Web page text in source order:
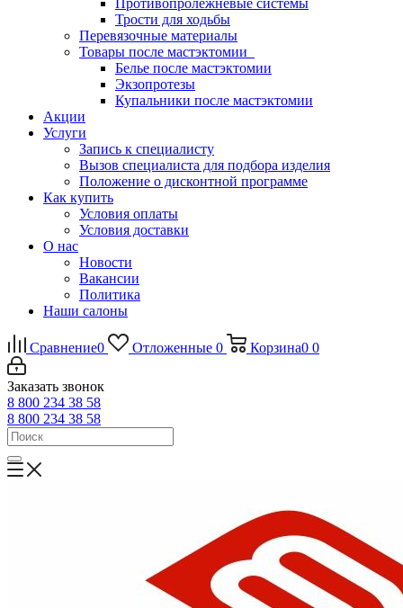
Противопролежневые системы
Трости для ходьбы
Перевязочные материалы
Товары после мастэктомии
Белье после мастэктомии
Экзопротезы
Купальники после мастэктомии
Акции
Услуги
Запись к специалисту
Вызов специалиста для подбора изделия
Положение о дисконтной программе
Как купить
Условия оплаты
Условия доставки
О нас
Новости
Вакансии
Политика
Наши салоны
Сравнение0 Отложенные 0 Корзина0 0
Заказать звонок
8 800 234 38 58
8 800 234 38 58